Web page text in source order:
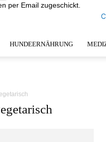
per Email zugeschickt.
HUNDEERNÄHRUNG